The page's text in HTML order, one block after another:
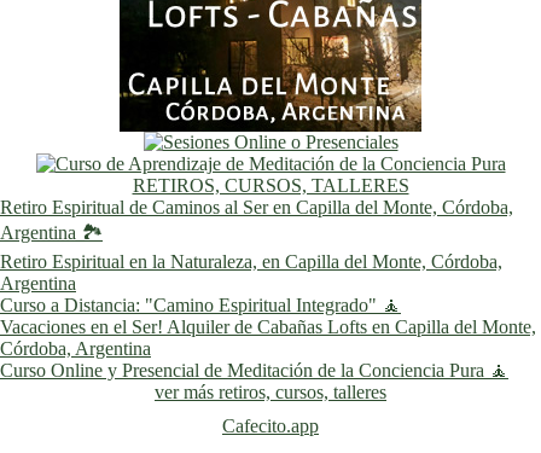
RETIROS, CURSOS, TALLERES
Retiro Espiritual de Caminos al Ser en Capilla del Monte, Córdoba,
Argentina 🏞️
Retiro Espiritual en la Naturaleza, en Capilla del Monte, Córdoba,
Argentina
Curso a Distancia: "Camino Espiritual Integrado" 🧘
Vacaciones en el Ser! Alquiler de Cabañas Lofts en Capilla del Monte,
Córdoba, Argentina
Curso Online y Presencial de Meditación de la Conciencia Pura 🧘
ver más retiros, cursos, talleres
Cafecito.app